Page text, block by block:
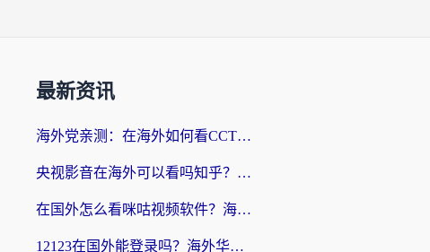
最新资讯
海外党亲测：在海外如何看CCTV？告别“仅限大陆播放”的实用指南
央视影音在海外可以看吗知乎？留学生亲测：3步解决地域限制+追剧自由
在国外怎么看咪咕视频软件？海外党亲测有效的回国加速方案
12123在国外能登录吗？海外华人必看的回国加速实用指南